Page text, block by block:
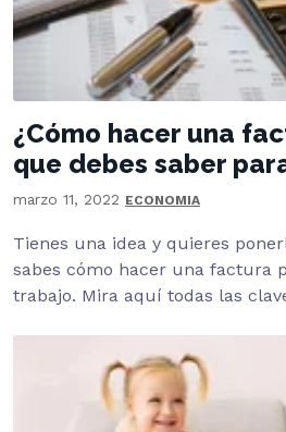
¿Cómo hacer una
que debes saber
marzo 11, 2022 ECONOMIA
Tienes una idea y quieres
sabes cómo hacer una factura
trabajo. Mira aquí todas las